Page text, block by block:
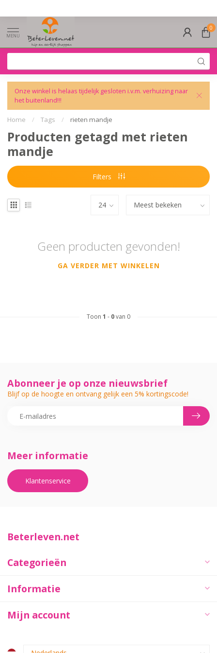
MENU
0
Onze winkel is helaas tijdelijk gesloten i.v.m. verhuizing naar
het buitenland!!!
Home / Tags / rieten mandje
Producten getagd met rieten
mandje
Filters
Geen producten gevonden!
GA VERDER MET WINKELEN
Toon 1 - 0van 0
Meer informatie
Klantenservice
Abonneer je op onze nieuwsbrief
Blijf op de hoogte en ontvang gelijk een 5% kortingscode!
Beterleven.net
Categorieën
Informatie
Mijn account